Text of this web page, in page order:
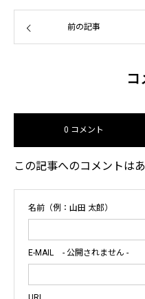
前の記事
コ
0 コメント
この記事へのコメントはあ
名前（例：山田 太郎）
E-MAIL - 公開されません -